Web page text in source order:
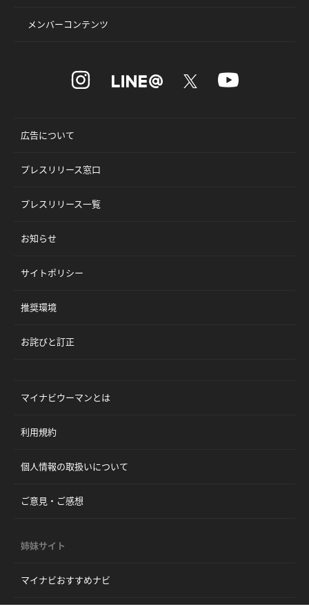
メンバーコンテンツ
広告について
プレスリリース窓口
プレスリリース一覧
お知らせ
サイトポリシー
推奨環境
お詫びと訂正
マイナビウーマンとは
利用規約
個人情報の取扱いについて
ご意見・ご感想
姉妹サイト
マイナビおすすめナビ